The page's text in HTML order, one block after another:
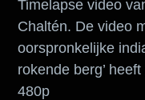
Timelapse video
Chaltén. De video
oorspronkelijke
rokende berg’
480p